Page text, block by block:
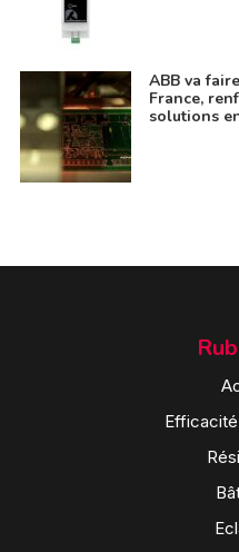
ABB va
France,
solutions